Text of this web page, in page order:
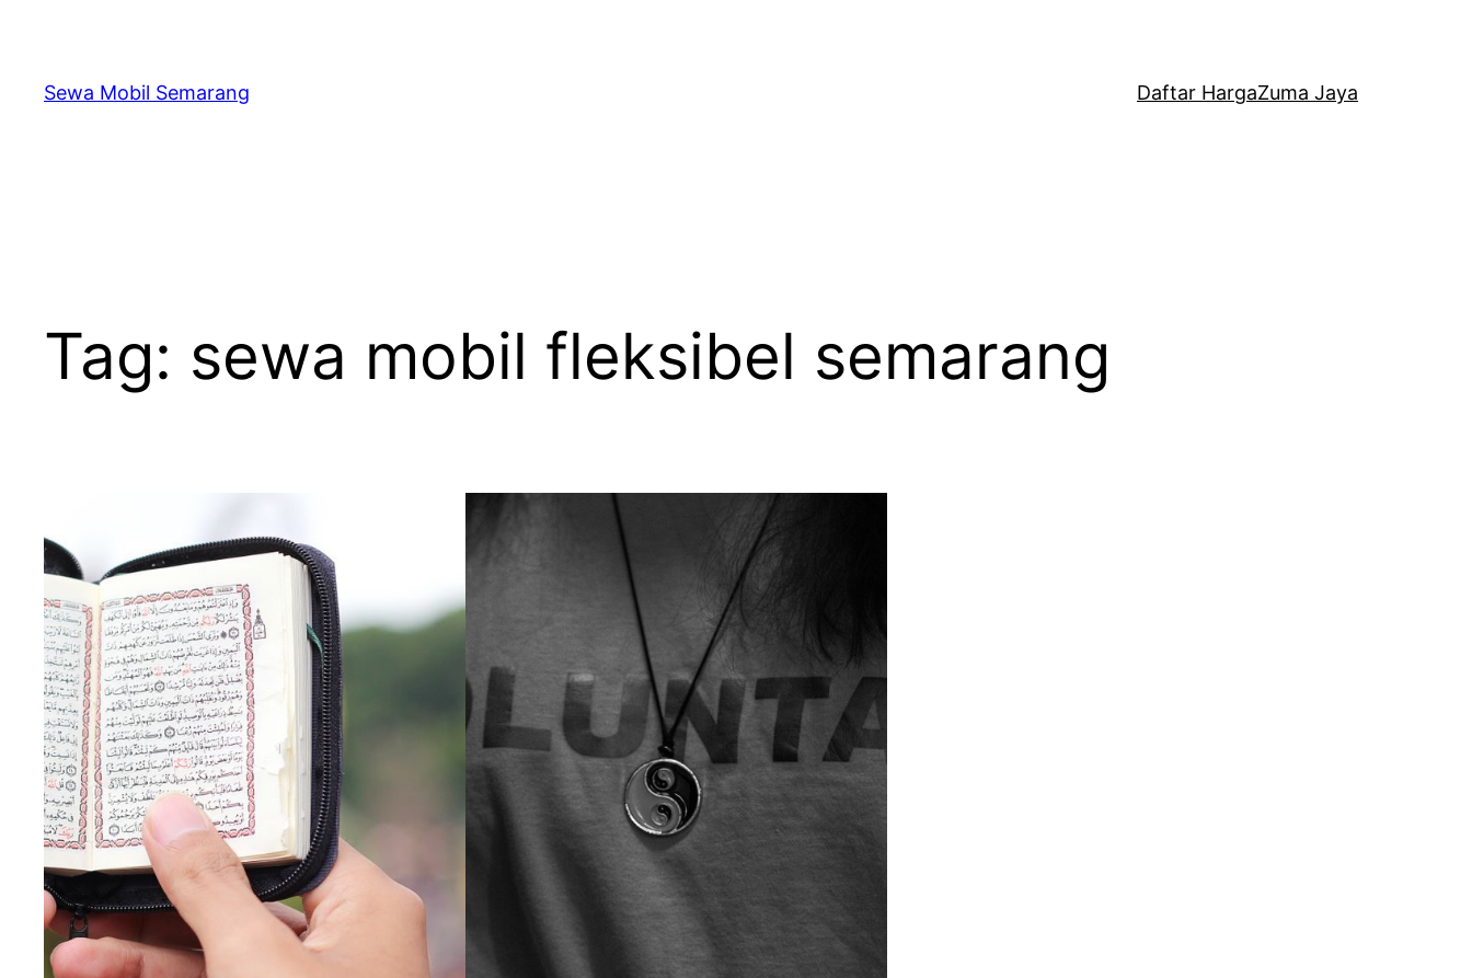
content
Sewa Mobil Semarang Daftar HargaZuma Jaya
Tag: sewa mobil fleksibel semarang